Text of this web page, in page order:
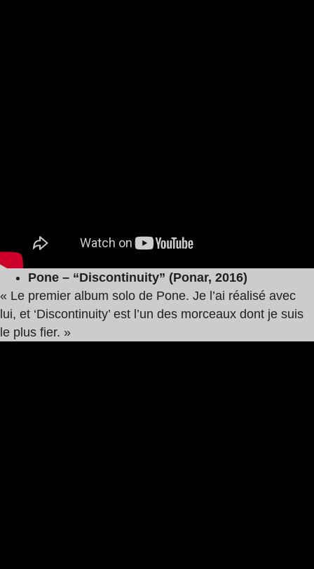
Pone – “Discontinuity” (Ponar, 2016)
« Le premier album solo de Pone. Je l’ai réalisé avec
lui, et ‘Discontinuity’ est l’un des morceaux dont je suis
le plus fier. »